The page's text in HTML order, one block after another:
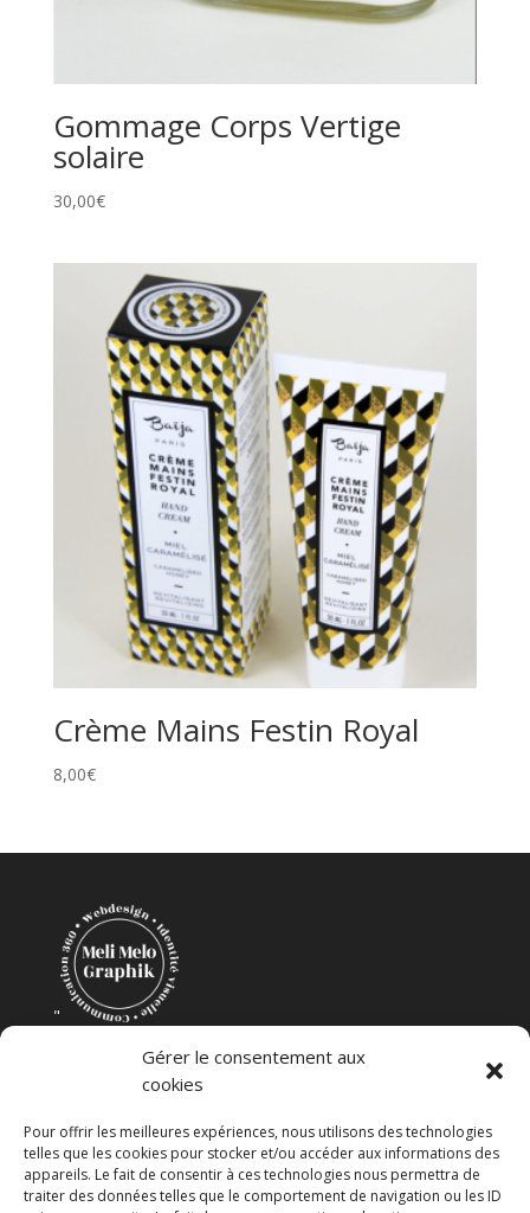
Gérer le consentement aux
cookies
Pour offrir les meilleures expériences, nous utilisons des technologies
telles que les cookies pour stocker et/ou accéder aux informations des
appareils. Le fait de consentir à ces technologies nous permettra de
traiter des données telles que le comportement de navigation ou les ID
Gommage Corps Vertige
solaire
30,00€
Crème Mains Festin Royal
8,00€
"